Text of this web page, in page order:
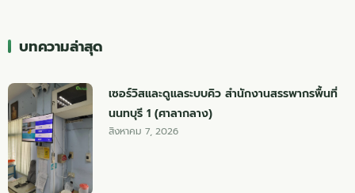
บทความล่าสุด
เซอร์วิสและดูแลระบบคิว สำนักงานสรรพากรพื้นที่
นนทบุรี 1 (ศาลากลาง)
สิงหาคม 7, 2026